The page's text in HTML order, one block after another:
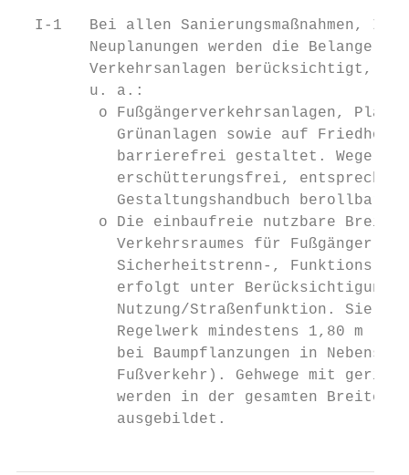
I-1   Bei allen Sanierungsmaßnahmen,
Neuplanungen werden die Belange
Verkehrsanlagen berücksichtigt,
u. a.:
o Fußgängerverkehrsanlagen,
Grünanlagen sowie auf
barrierefrei gestaltet.
erschütterungsfrei,
           Gestaltungshandbuch berollbar.
o Die einbaufreie nutzbare Breite
Verkehrsraumes für Fußgänger
Sicherheitstrenn-, Funktions-
erfolgt unter Berücksichtigung
Nutzung/Straßenfunktion. Sie
Regelwerk mindestens 1,80 m (in
bei Baumpflanzungen in
Fußverkehr). Gehwege mit
werden in der gesamten Breite
           ausgebildet.